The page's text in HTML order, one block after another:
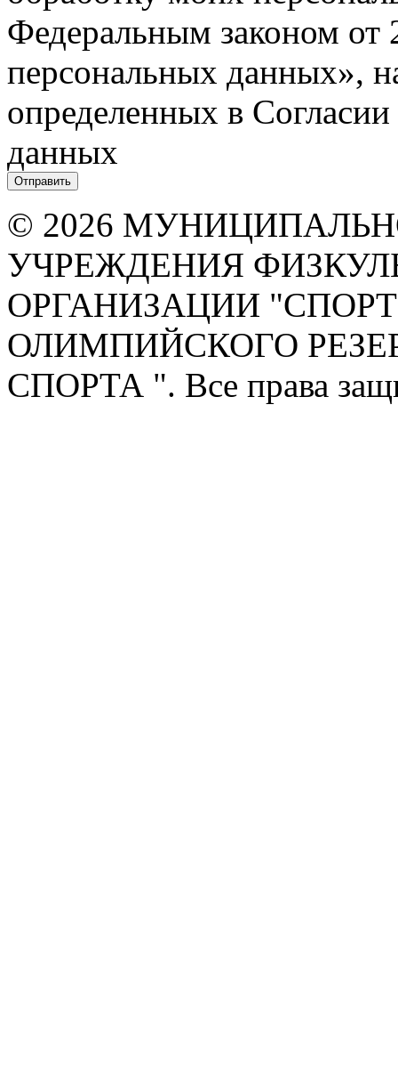
Федеральным законом
персональных данных»,
определенных в
данных
© 2026
УЧРЕЖДЕНИЯ
ОРГАНИЗАЦИИ
ОЛИМПИЙСКОГО
СПОРТА ". Все права